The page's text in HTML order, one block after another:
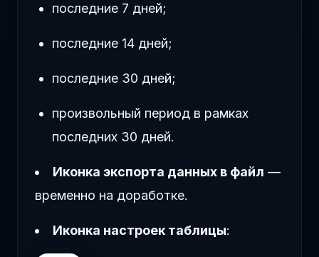
последние 7 дней;
последние 14 дней;
последние 30 дней;
произвольный период в рамках
последних 30 дней.
Иконка экспорта данных в файл —
временно на доработке.
Иконка настроек таблицы: